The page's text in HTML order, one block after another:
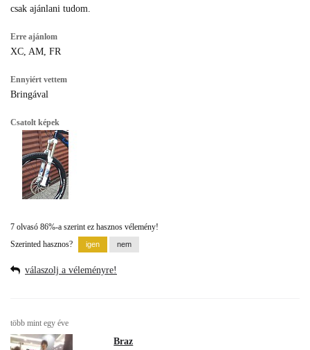
csak ajánlani tudom.
Erre ajánlom
XC, AM, FR
Ennyiért vettem
Bringával
Csatolt képek
7 olvasó 86%-a szerint ez hasznos vélemény!
Szerinted hasznos?
válaszolj a véleményre!
több mint egy éve
Braz